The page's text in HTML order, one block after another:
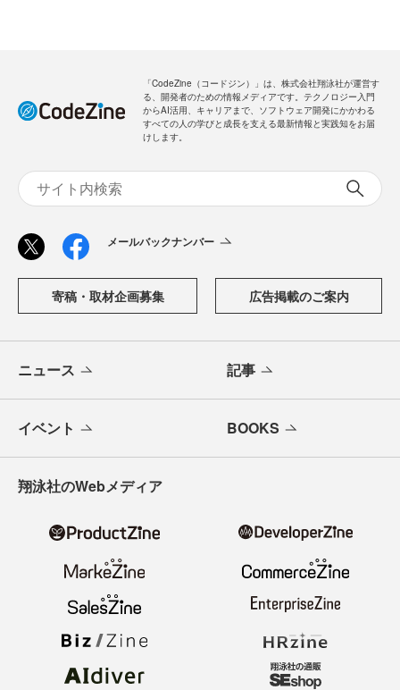
「CodeZine（コードジン）」は、株式会社翔泳社が運営す
る、開発者のための情報メディアです。テクノロジー入門
からAI活用、キャリアまで、ソフトウェア開発にかかわる
すべての人の学びと成長を支える最新情報と実践知をお届
けします。
メールバックナンバー
寄稿・取材企画募集 広告掲載のご案内
ニュース 記事
イベント BOOKS
翔泳社のWebメディア